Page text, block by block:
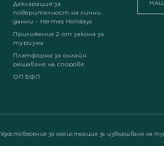
Декларация за
поверителност на лични
данни - Hermes Holidays
Приложение 2 от закона за
туризма
Платформа за онлайн
решаване на спорове
ОП БФП
Удостоверение за регистрация за извършване на